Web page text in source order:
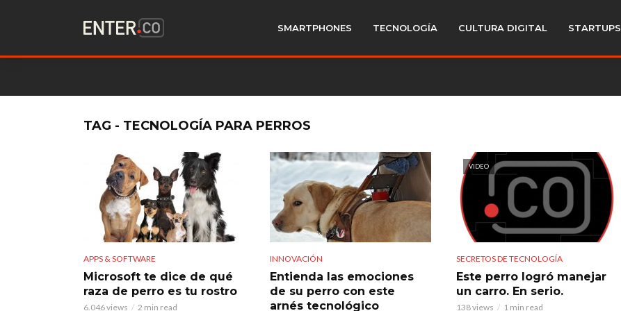
SMARTPHONES TECNOLOGÍA CULTURA DIGITAL STARTUPS
TAG - TECNOLOGÍA PARA PERROS
APPS & SOFTWARE
Microsoft te dice de qué
raza de perro es tu rostro
6.046 views 2 min read
INNOVACIÓN
Entienda las emociones
de su perro con este
arnés tecnológico
VIDEO
SECRETOS DE TECNOLOGÍA
Este perro logró manejar
un carro. En serio.
138 views 1 min read